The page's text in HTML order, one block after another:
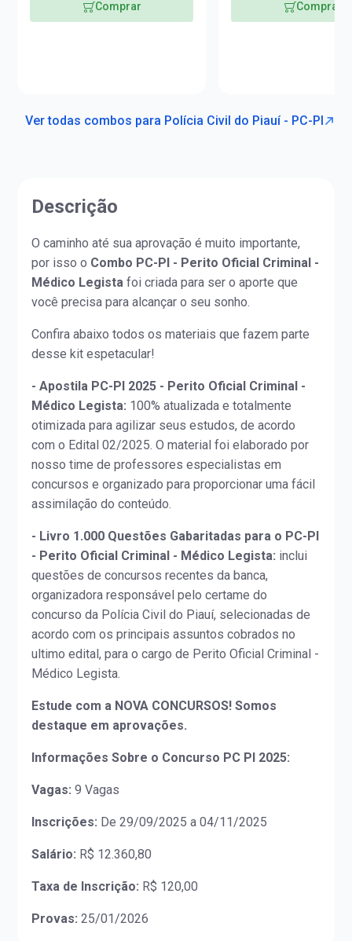
Comprar Comprar
Ver todas combos para Polícia Civil do Piauí - PC-PI
Descrição
O caminho até sua aprovação é muito importante,
por isso o Combo PC-PI - Perito Oficial Criminal -
Médico Legista foi criada para ser o aporte que
você precisa para alcançar o seu sonho.
Confira abaixo todos os materiais que fazem parte
desse kit espetacular!
- Apostila PC-PI 2025 - Perito Oficial Criminal -
Médico Legista: 100% atualizada e totalmente
otimizada para agilizar seus estudos, de acordo
com o Edital 02/2025. O material foi elaborado por
nosso time de professores especialistas em
concursos e organizado para proporcionar uma fácil
assimilação do conteúdo.
- Livro 1.000 Questões Gabaritadas para o PC-PI
- Perito Oficial Criminal - Médico Legista: inclui
questões de concursos recentes da banca,
organizadora responsável pelo certame do
concurso da Polícia Civil do Piauí, selecionadas de
acordo com os principais assuntos cobrados no
ultimo edital, para o cargo de Perito Oficial Criminal -
Médico Legista.
Estude com a NOVA CONCURSOS! Somos
destaque em aprovações.
Informações Sobre o Concurso PC PI 2025:
Vagas: 9 Vagas
Inscrições: De 29/09/2025 a 04/11/2025
Salário: R$ 12.360,80
Taxa de Inscrição: R$ 120,00
Provas: 25/01/2026